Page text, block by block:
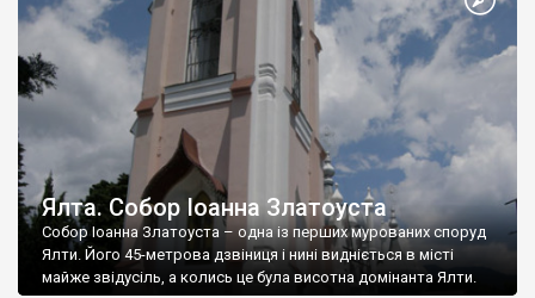
Ялта. Собор Іоанна Златоуста
Собор Іоанна Златоуста – одна із перших мурованих споруд
Ялти. Його 45-метрова дзвіниця і нині видніється в місті
майже звідусіль, а колись це була висотна домінанта Ялти.